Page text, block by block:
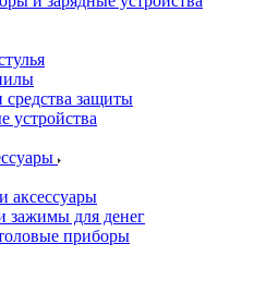
средства защиты
устройства
аксессуары
зажимы для денег
приборы